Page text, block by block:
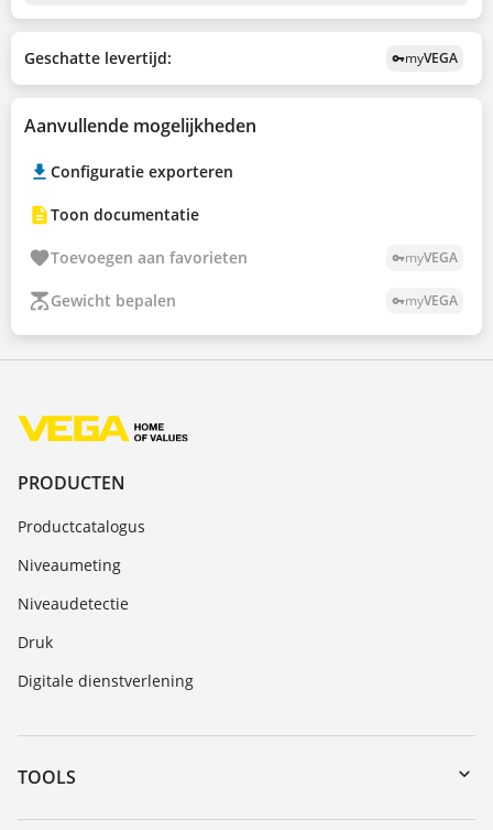
Geschatte levertijd: vpn_keymyVEGA
Aanvullende mogelijkheden
Configuratie exporteren
Toon documentatie
Toevoegen aan favorieten vpn_keymyVEGA
Gewicht bepalen vpn_keymyVEGA
PRODUCTEN
Productcatalogus
Niveaumeting
Niveaudetectie
Druk
Digitale dienstverlening
TOOLS
myVEGA